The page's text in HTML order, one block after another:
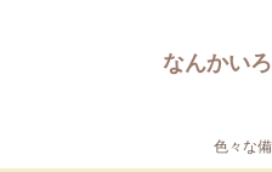
なんかい
色々な